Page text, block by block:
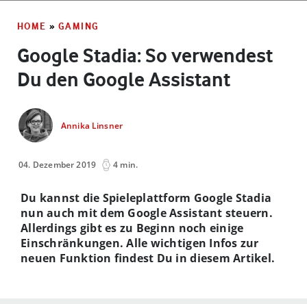
HOME » GAMING
Google Stadia: So verwendest
Du den Google Assistant
Annika Linsner
04. Dezember 2019 4 min.
Du kannst die Spieleplattform Google Stadia
nun auch mit dem Google Assistant steuern.
Allerdings gibt es zu Beginn noch einige
Einschränkungen. Alle wichtigen Infos zur
neuen Funktion findest Du in diesem Artikel.